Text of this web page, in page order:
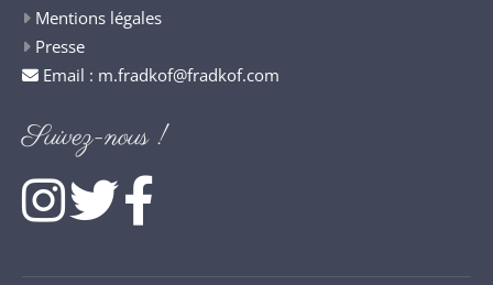
Mentions légales
Presse
Email : m.fradkof@fradkof.com
Suivez-nous !